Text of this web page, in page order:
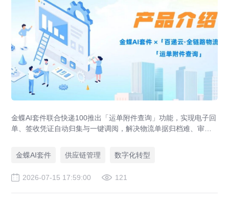
金蝶AI套件联合快递100推出「运单附件查询」功能，实现电子回
单、签收凭证自动归集与一键调阅，解决物流单据归档难、审计
一。
金蝶AI套件 供应链管理 数字化转型
2026-07-15 17:59:00 121